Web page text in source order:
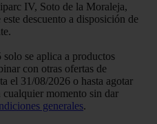
IV, Soto de la Moraleja,
descuento a disposición de
se aplica a productos
con otras ofertas de
el 31/08/2026 o hasta agotar
cualquier momento sin dar
generales.